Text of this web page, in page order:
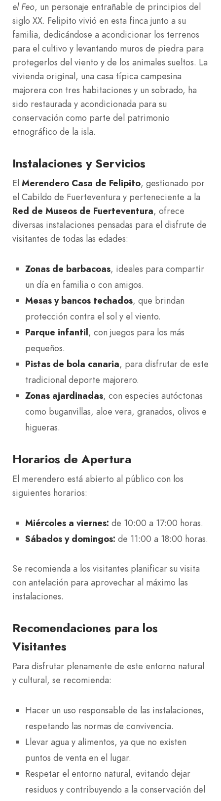
el Feo, un personaje entrañable de principios del
siglo XX. Felipito vivió en esta finca junto a su
familia, dedicándose a acondicionar los terrenos
para el cultivo y levantando muros de piedra para
protegerlos del viento y de los animales sueltos. La
vivienda original, una casa típica campesina
majorera con tres habitaciones y un sobrado, ha
sido restaurada y acondicionada para su
conservación como parte del patrimonio
etnográfico de la isla.
Instalaciones y Servicios
El Merendero Casa de Felipito, gestionado por
el Cabildo de Fuerteventura y perteneciente a la
Red de Museos de Fuerteventura, ofrece
diversas instalaciones pensadas para el disfrute de
visitantes de todas las edades:
Zonas de barbacoas, ideales para compartir
un día en familia o con amigos.
Mesas y bancos techados, que brindan
protección contra el sol y el viento.
Parque infantil, con juegos para los más
pequeños.
Pistas de bola canaria, para disfrutar de este
tradicional deporte majorero.
Zonas ajardinadas, con especies autóctonas
como buganvillas, aloe vera, granados, olivos e
higueras.
Horarios de Apertura
El merendero está abierto al público con los
siguientes horarios:
Miércoles a viernes: de 10:00 a 17:00 horas.
Sábados y domingos: de 11:00 a 18:00 horas.
Se recomienda a los visitantes planificar su visita
con antelación para aprovechar al máximo las
instalaciones.
Recomendaciones para los
Visitantes
Para disfrutar plenamente de este entorno natural
y cultural, se recomienda:
Hacer un uso responsable de las instalaciones,
respetando las normas de convivencia.
Llevar agua y alimentos, ya que no existen
puntos de venta en el lugar.
Respetar el entorno natural, evitando dejar
residuos y contribuyendo a la conservación del